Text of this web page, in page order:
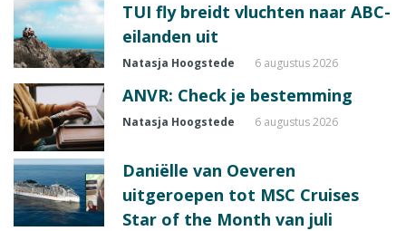
TUI fly breidt vluchten naar ABC-
eilanden uit
Natasja Hoogstede 6 augustus 2026
ANVR: Check je bestemming
Natasja Hoogstede 6 augustus 2026
Daniëlle van Oeveren
uitgeroepen tot MSC Cruises
Star of the Month van juli